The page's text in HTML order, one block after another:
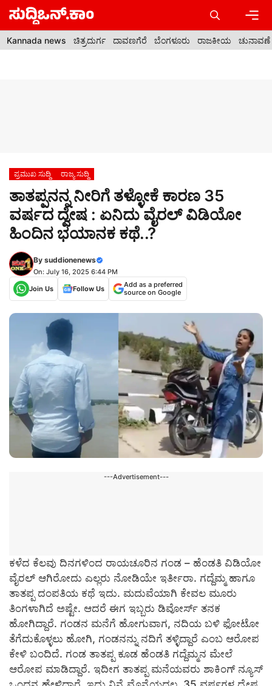
Skip
content
Kannada news ಚಿತ್ರದುರ್ಗ ದಾವಣಗೆರೆ ಬೆಂಗಳೂರು ರಾಜಕೀಯ ಚುನಾವಣೆ
ಪ್ರಮುಖ ಸುದ್ದಿ ರಾಜ್ಯ ಸುದ್ದಿ
ತಾತಪ್ಪನನ್ನ ನೀರಿಗೆ ತಳ್ಳೋಕೆ ಕಾರಣ 35
ವರ್ಷದ ದ್ವೇಷ : ಏನಿದು ವೈರಲ್ ವಿಡಿಯೋ
ಹಿಂದಿನ ಭಯಾನಕ ಕಥೆ..?
By suddionenews
On: July 16, 2025 6:44 PM
Join Us
Follow Us
Add as a preferred
source on Google
---Advertisement---
ಕಳೆದ ಕೆಲವು ದಿನಗಳಿಂದ ರಾಯಚೂರಿನ ಗಂಡ – ಹೆಂಡತಿ ವಿಡಿಯೋ
ವೈರಲ್ ಆಗಿರೋದು ಎಲ್ಲರು ನೋಡಿಯೇ ಇರ್ತೀರಾ. ಗದ್ದೆಮ್ಮ ಹಾಗೂ
ತಾತಪ್ಪ ದಂಪತಿಯ ಕಥೆ ಇದು. ಮದುವೆಯಾಗಿ ಕೇವಲ ಮೂರು
ತಿಂಗಳಾಗಿದೆ ಅಷ್ಟೇ. ಆದರೆ ಈಗ ಇಬ್ಬರು ಡಿವೋರ್ಸ್ ತನಕ
ಹೋಗಿದ್ದಾರೆ. ಗಂಡನ ಮನೆಗೆ ಹೋಗುವಾಗ, ನದಿಯ ಬಳಿ ಫೋಟೋ
ತೆಗೆದುಕೊಳ್ಳಲು ಹೋಗಿ, ಗಂಡನನ್ನು ನದಿಗೆ ತಳ್ಳಿದ್ದಾರೆ ಎಂಬ ಆರೋಪ
ಕೇಳಿ ಬಂದಿದೆ. ಗಂಡ ತಾತಪ್ಪ ಕೂಡ ಹೆಂಡತಿ ಗದ್ದೆಮ್ಮನ ಮೇಲೆ
ಆರೋಪ ಮಾಡಿದ್ದಾರೆ. ಇದೀಗ ತಾತಪ್ಪ ಮನೆಯವರು ಶಾಕಿಂಗ್ ನ್ಯೂಸ್